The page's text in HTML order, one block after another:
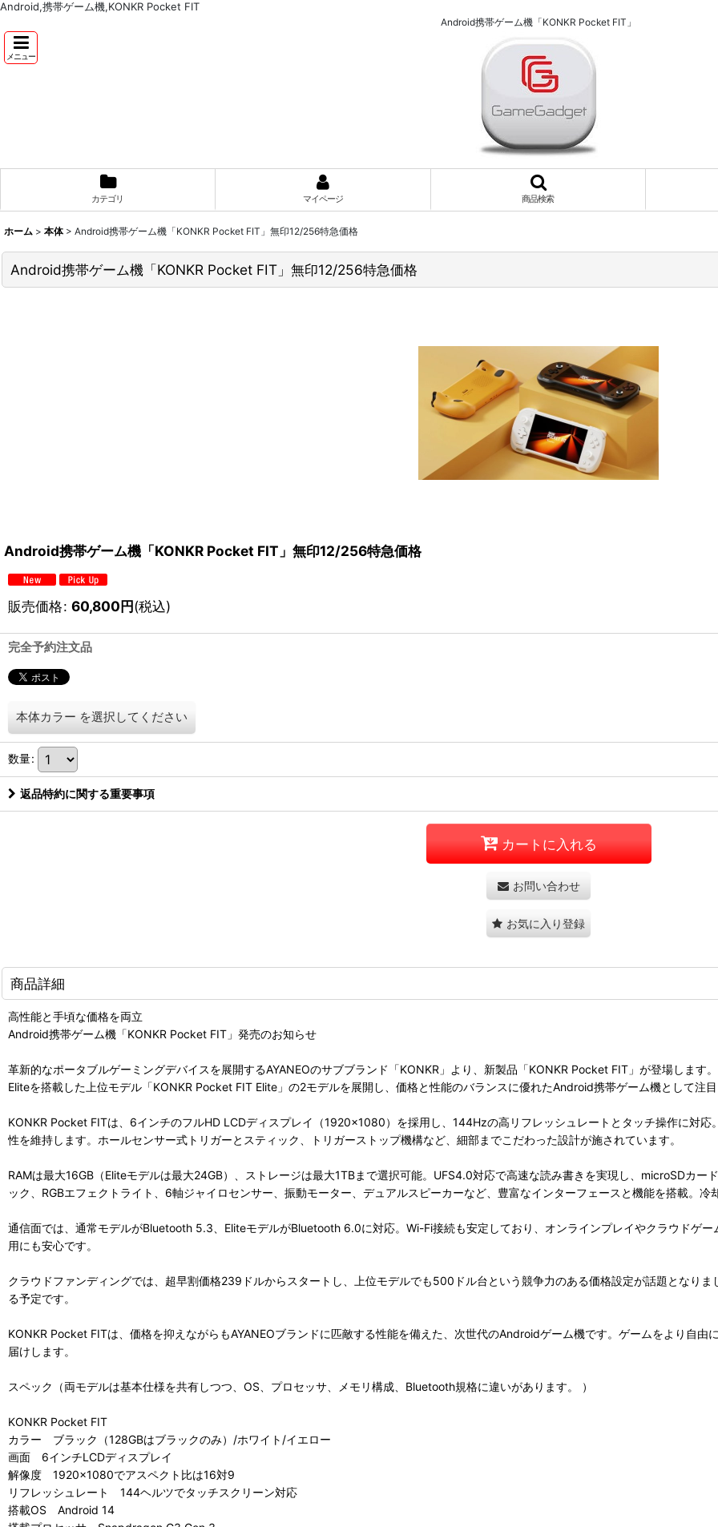
Android,携帯ゲーム機,KONKR Pocket FIT
Android携帯ゲーム機「KONKR Pocket FIT」
メニュー
カテゴリ マイページ 商品検索
ホーム > 本体 > Android携帯ゲーム機「KONKR Pocket FIT」無印12/256特急価格
Android携帯ゲーム機「KONKR Pocket FIT」無印12/256特急価格
Android携帯ゲーム機「KONKR Pocket FIT」無印12/256特急価格
販売価格: 60,800円(税込)
完全予約注文品
本体カラー を選択してください
数量:
返品特約に関する重要事項
カートに入れる
お問い合わせ
お気に入り登録
商品詳細
高性能と手頃な価格を両立
Android携帯ゲーム機「KONKR Pocket FIT」発売のお知らせ
革新的なポータブルゲーミングデバイスを展開するAYANEOのサブブランド「KONKR」より、新製品「KONKR Pocket FIT」が登場しま
Eliteを搭載した上位モデル「KONKR Pocket FIT Elite」の2モデルを展開し、価格と性能のバランスに優れたAndroid携帯ゲーム機として注
KONKR Pocket FITは、6インチのフルHD LCDディスプレイ（1920×1080）を採用し、144Hzの高リフレッシュレートとタッチ操作に対
性を維持します。ホールセンサー式トリガーとスティック、トリガーストップ機構など、細部までこだわった設計が施されています。
RAMは最大16GB（Eliteモデルは最大24GB）、ストレージは最大1TBまで選択可能。UFS4.0対応で高速な読み書きを実現し、microSDカ
ック、RGBエフェクトライト、6軸ジャイロセンサー、振動モーター、デュアルスピーカーなど、豊富なインターフェースと機能を搭載。
通信面では、通常モデルがBluetooth 5.3、EliteモデルがBluetooth 6.0に対応。Wi-Fi接続も安定しており、オンラインプレイやクラウドゲ
用にも安心です。
クラウドファンディングでは、超早割価格239ドルからスタートし、上位モデルでも500ドル台という競争力のある価格設定が話題となり
る予定です。
KONKR Pocket FITは、価格を抑えながらもAYANEOブランドに匹敵する性能を備えた、次世代のAndroidゲーム機です。ゲームをより自
届けします。
スペック（両モデルは基本仕様を共有しつつ、OS、プロセッサ、メモリ構成、Bluetooth規格に違いがあります。 ）
KONKR Pocket FIT
カラー ブラック（128GBはブラックのみ）/ホワイト/イエロー
画面 6インチLCDディスプレイ
解像度 1920×1080でアスペクト比は16対9
リフレッシュレート 144ヘルツでタッチスクリーン対応
搭載OS Android 14